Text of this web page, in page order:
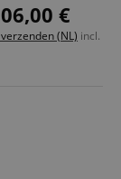
28,8 mV/Pa
€
(NL) incl.